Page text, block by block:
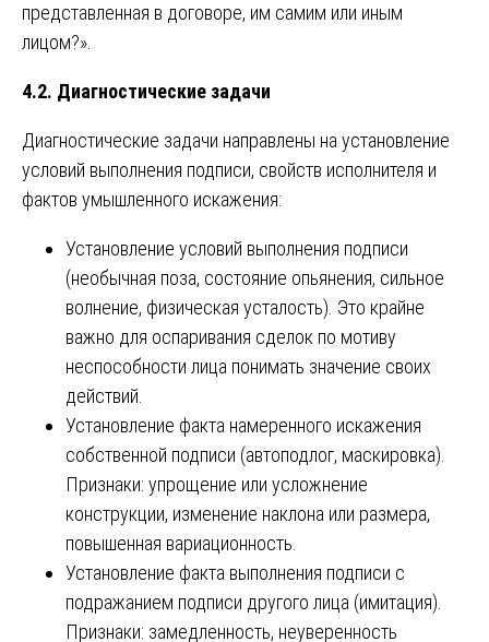
представленная в договоре, им самим или иным
лицом?».
4.2. Диагностические задачи
Диагностические задачи направлены на установление
условий выполнения подписи, свойств исполнителя и
фактов умышленного искажения:
Установление условий выполнения подписи
(необычная поза, состояние опьянения, сильное
волнение, физическая усталость). Это крайне
важно для оспаривания сделок по мотиву
неспособности лица понимать значение своих
действий.
Установление факта намеренного искажения
собственной подписи (автоподлог, маскировка).
Признаки: упрощение или усложнение
конструкции, изменение наклона или размера,
повышенная вариационность.
Установление факта выполнения подписи с
подражанием подписи другого лица (имитация).
Признаки: замедленность, неуверенность